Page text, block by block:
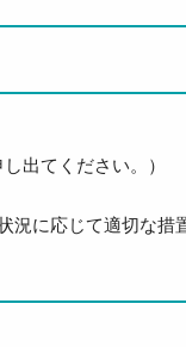
出てください。）
況に応じて適切な措